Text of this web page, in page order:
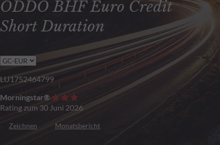
ODDO BHF Euro Credit
Short Duration
LU1752464799
Morningstar®
Rating zum 30 Juni 2026
Zeichnen Monatsbericht